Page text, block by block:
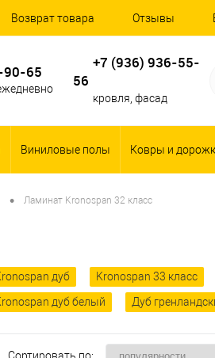
Возврат товара Отзывы
90-65
+7 (936) 936-55-
56
кровля, фасад
Виниловые полы Ковры и
• Ламинат Kronospan 32 класс
дуб Kronospan 33 класс
дуб белый
Дуб